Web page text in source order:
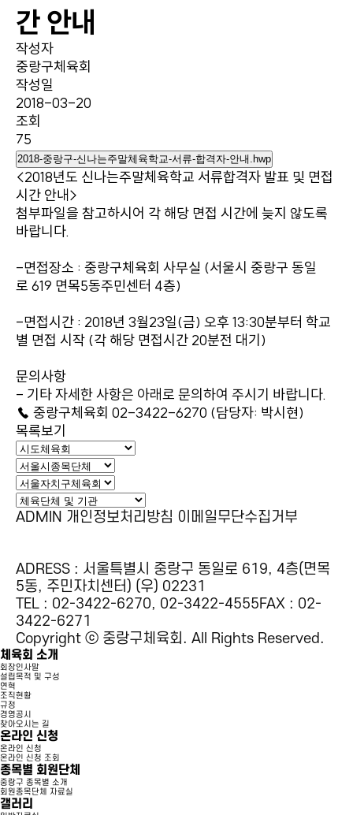
간 안내
작성자
중랑구체육회
작성일
2018-03-20
조회
75
2018-중랑구-신나는주말체육학교-서류-합격자-안내.hwp
<2018년도 신나는주말체육학교 서류합격자 발표 및 면접
시간 안내>
첨부파일을 참고하시어 각 해당 면접 시간에 늦지 않도록
바랍니다.
-면접장소 : 중랑구체육회 사무실 (서울시 중랑구 동일
로 619 면목5동주민센터 4층)
-면접시간 : 2018년 3월23일(금) 오후 13:30분부터 학교
별 면접 시작 (각 해당 면접시간 20분전 대기)
문의사항
- 기타 자세한 사항은 아래로 문의하여 주시기 바랍니다.
☎ 중랑구체육회 02-3422-6270 (담당자: 박시현)
목록보기
ADMIN 개인정보처리방침 이메일무단수집거부
ADRESS : 서울특별시 중랑구 동일로 619, 4층(면목
5동, 주민자치센터) (우) 02231
TEL : 02-3422-6270, 02-3422-4555FAX : 02-
3422-6271
Copyright ⓒ 중랑구체육회. All Rights Reserved.
체육회 소개
회장인사말
설립목적 및 구성
연혁
조직현황
규정
경영공시
찾아오시는 길
온라인 신청
온라인 신청
온라인 신청 조회
종목별 회원단체
중랑구 종목별 소개
회원종목단체 자료실
갤러리